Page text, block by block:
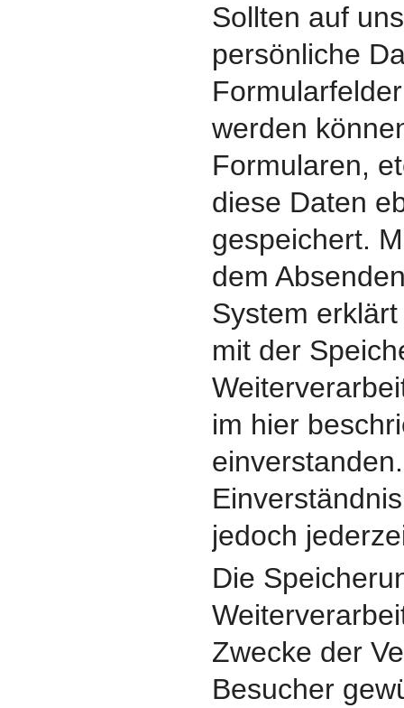
Sollten auf
persönliche
werden
Formularen,
diese Daten
gespeichert.
dem
System
mit der
im hier
jedoch
Die
Zwecke der
Besucher